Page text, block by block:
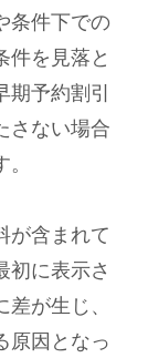
条件下での
件を見落と
予約割引
さない場合
が含まれて
初に表示さ
が生じ、
原因となっ